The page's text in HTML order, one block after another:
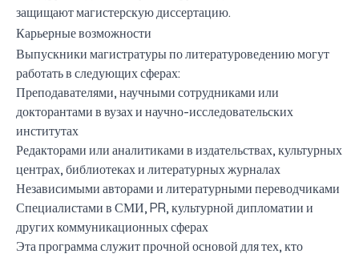
защищают магистерскую диссертацию.
Карьерные возможности
Выпускники магистратуры по литературоведению могут
работать в следующих сферах:
Преподавателями, научными сотрудниками или
докторантами в вузах и научно-исследовательских
институтах
Редакторами или аналитиками в издательствах, культурных
центрах, библиотеках и литературных журналах
Независимыми авторами и литературными переводчиками
Специалистами в СМИ, PR, культурной дипломатии и
других коммуникационных сферах
Эта программа служит прочной основой для тех, кто